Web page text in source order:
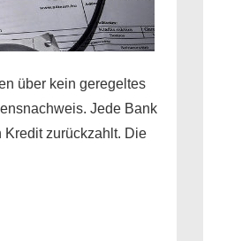
über kein geregeltes
Jede Bank
Kredit zurückzahlt. Die